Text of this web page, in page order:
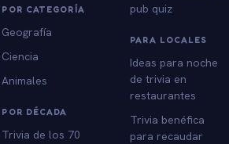
POR CATEGORÍA
Geografía
Ciencia
Animales
POR DÉCADA
Trivia de los 70
pub quiz
PARA LOCALES
Ideas para noche
de trivia en
restaurantes
Trivia benéfica
para recaudar